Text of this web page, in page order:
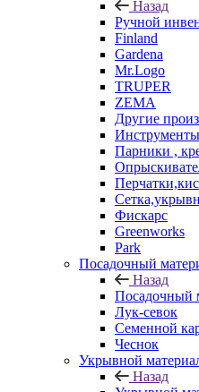
Назад
Ручной
Finland
Gardena
Mr.Logo
TRUPER
ZEMA
Другие
Парники ,
Фискарс
Greenworks
Park
Посадочный
Назад
Посадочный
Лук-севок
Семенной
Чеснок
Укрывной
Назад